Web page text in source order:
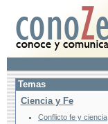
Temas
Ciencia y Fe
Conflicto fe y ciencia